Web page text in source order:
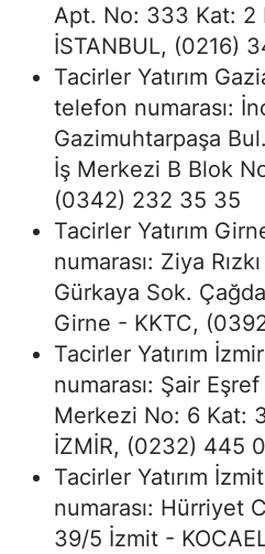
Apt. No: 333 Kat: 2
İSTANBUL, (0216)
Tacirler Yatırım
telefon numarası:
Gazimuhtarpaşa
İş Merkezi B Blok
(0342) 232 35 35
Tacirler Yatırım
numarası: Ziya
Gürkaya Sok.
Girne - KKTC,
Tacirler Yatırım
numarası: Şair Eşref
Merkezi No: 6 Kat:
İZMİR, (0232) 445
Tacirler Yatırım
numarası: Hürriyet
39/5 İzmit -